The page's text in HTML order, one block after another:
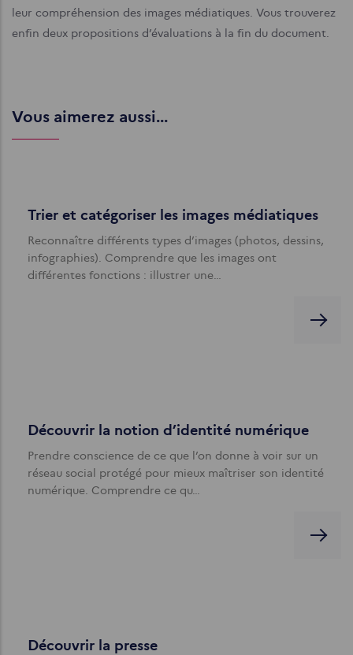
leur compréhension des images médiatiques. Vous trouverez
enfin deux propositions d’évaluations à la fin du document.
Vous aimerez aussi...
Trier et catégoriser les images médiatiques
Reconnaître différents types d’images (photos, dessins,
infographies). Comprendre que les images ont
différentes fonctions : illustrer une…
Découvrir la notion d’identité numérique
Prendre conscience de ce que l’on donne à voir sur un
réseau social protégé pour mieux maîtriser son identité
numérique. Comprendre ce qu…
Découvrir la presse